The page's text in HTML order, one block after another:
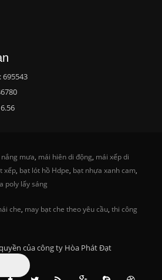
mưa, mái hiên di động, mái xếp di
xếp, bạt lót hồ Hdpe, bạt nhựa xanh cam,
poly lấy sáng
che, may bạt che theo yêu cầu, thi công
của công ty Hòa Phát Đạt